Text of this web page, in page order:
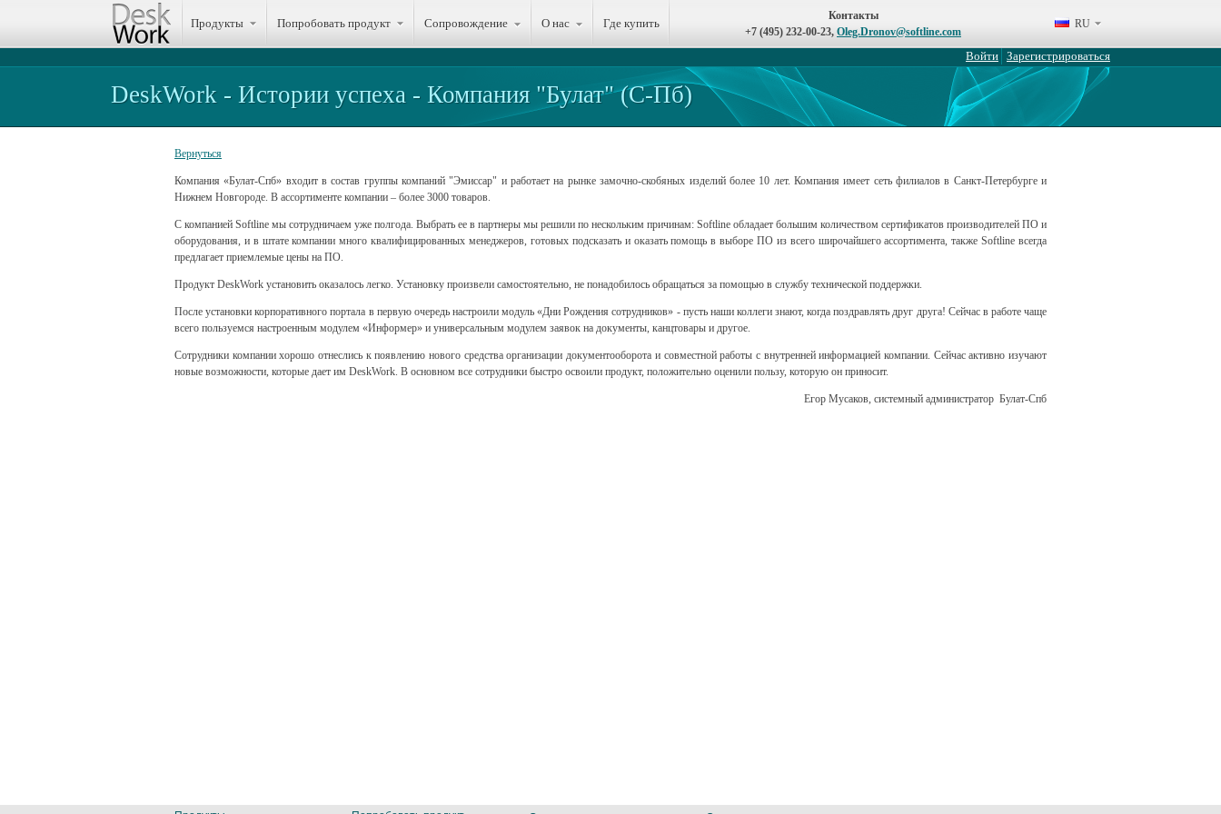
Продукты Попробовать продукт Сопровождение О нас Где купить RU
Контакты
+7 (495) 232-00-23, Oleg.Dronov@softline.com
Войти Зарегистрироваться
DeskWork - Истории успеха - Компания "Булат" (С-Пб)
Вернуться
Компания «Булат-Спб» входит в состав группы компаний "Эмиссар" и работает на рынке замочно-скобяных изделий более 10 лет. Компания имеет сеть филиалов в Санкт-Петербурге и
Нижнем Новгороде. В ассортименте компании – более 3000 товаров.
С компанией Softline мы сотрудничаем уже полгода. Выбрать ее в партнеры мы решили по нескольким причинам: Softline обладает большим количеством сертификатов производителей ПО и
оборудования, и в штате компании много квалифицированных менеджеров, готовых подсказать и оказать помощь в выборе ПО из всего широчайшего ассортимента, также Softline всегда
предлагает приемлемые цены на ПО.
Продукт DeskWork установить оказалось легко. Установку произвели самостоятельно, не понадобилось обращаться за помощью в службу технической поддержки.
После установки корпоративного портала в первую очередь настроили модуль «Дни Рождения сотрудников» - пусть наши коллеги знают, когда поздравлять друг друга! Сейчас в работе чаще
всего пользуемся настроенным модулем «Информер» и универсальным модулем заявок на документы, канцтовары и другое.
Сотрудники компании хорошо отнеслись к появлению нового средства организации документооборота и совместной работы с внутренней информацией компании. Сейчас активно изучают
новые возможности, которые дает им DeskWork. В основном все сотрудники быстро освоили продукт, положительно оценили пользу, которую он приносит.
Егор Мусаков, системный администратор Булат-Спб